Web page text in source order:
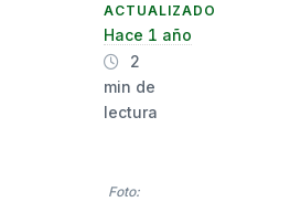
ACTUALIZADO
Hace 1 año
2
min de
lectura
Foto: